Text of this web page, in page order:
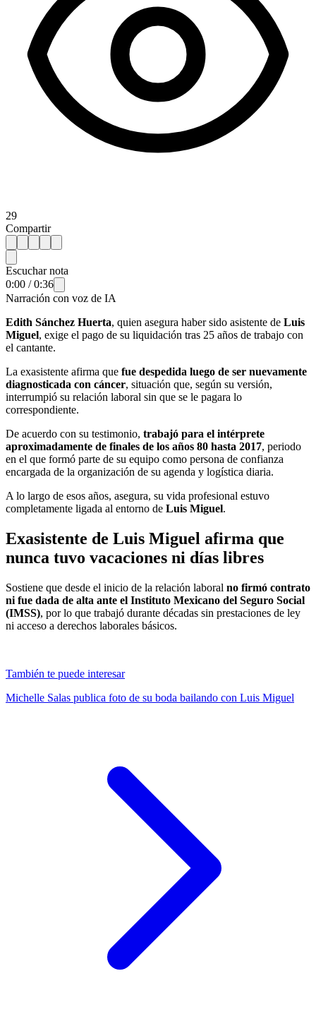
29
Compartir
Escuchar nota
0:00 /0:36
Narración con voz de IA
Edith Sánchez Huerta, quien asegura haber sido asistente de Luis
Miguel, exige el pago de su liquidación tras 25 años de trabajo con
el cantante.
La exasistente afirma que fue despedida luego de ser nuevamente
diagnosticada con cáncer, situación que, según su versión,
interrumpió su relación laboral sin que se le pagara lo
correspondiente.
De acuerdo con su testimonio, trabajó para el intérprete
aproximadamente de finales de los años 80 hasta 2017, periodo
en el que formó parte de su equipo como persona de confianza
encargada de la organización de su agenda y logística diaria.
A lo largo de esos años, asegura, su vida profesional estuvo
completamente ligada al entorno de Luis Miguel.
Exasistente de Luis Miguel afirma que
nunca tuvo vacaciones ni días libres
Sostiene que desde el inicio de la relación laboral no firmó contrato
ni fue dada de alta ante el Instituto Mexicano del Seguro Social
(IMSS), por lo que trabajó durante décadas sin prestaciones de ley
ni acceso a derechos laborales básicos.
También te puede interesar
Michelle Salas publica foto de su boda bailando con Luis Miguel